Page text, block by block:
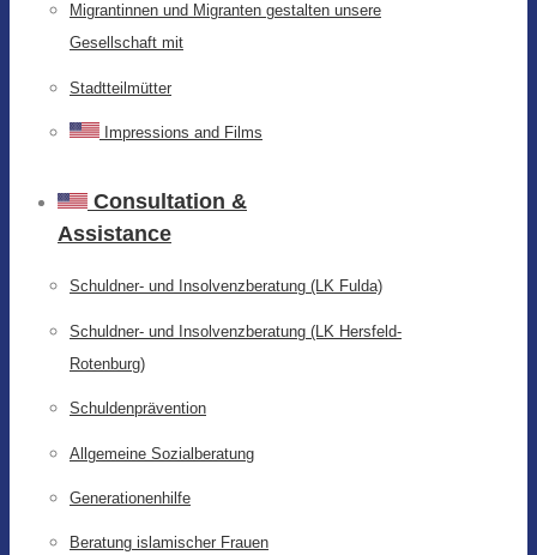
Migrantinnen und Migranten gestalten unsere
Gesellschaft mit
Stadtteilmütter
Impressions and Films
Consultation &
Assistance
Schuldner- und Insolvenzberatung (LK Fulda)
Schuldner- und Insolvenzberatung (LK Hersfeld-
Rotenburg)
Schuldenprävention
Allgemeine Sozialberatung
Generationenhilfe
Beratung islamischer Frauen